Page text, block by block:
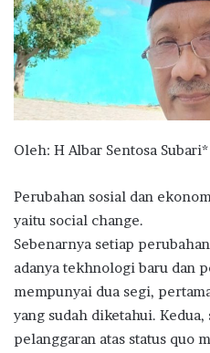
Oleh: H Albar Sentosa Subari*
Perubahan sosial dan
yaitu social change.
Sebenarnya setiap
adanya tekhnologi baru dan
mempunyai dua segi,
yang sudah diketahui.
pelanggaran atas status quo